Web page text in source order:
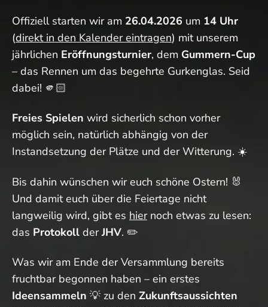
Offiziell starten wir am 26.04.2026 um 14 Uhr
(direkt in den Kalender eintragen) mit unserem
jährlichen Eröffnungsturnier, dem Gummern-Cup
– das Rennen um das begehrte Gurkenglas. Seid
dabei! 🫵🏻
Freies Spielen wird sicherlich schon vorher
möglich sein, natürlich abhängig von der
Instandsetzung der Plätze und der Witterung. ☀️
Bis dahin wünschen wir euch schöne Ostern! 🐰
Und damit euch über die Feiertage nicht
langweilig wird, gibt es hiernoch etwas zu lesen:
das Protokoll derJHV. ✏️
Was wir am Ende der Versammlung bereits
fruchtbar begonnen haben – ein erstes
Ideensammeln 💡 zu den Zukunftsaussichten